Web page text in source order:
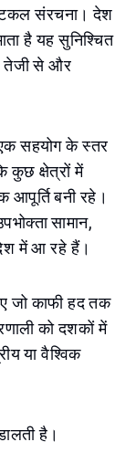
संरचना। देश
है यह सुनिश्चित
तेजी से और
सहयोग के स्तर
कुछ क्षेत्रों में
आपूर्ति बनी रहे।
सामान,
में आ रहे हैं।
जो काफी हद तक
को दशकों में
या वैश्विक
है।